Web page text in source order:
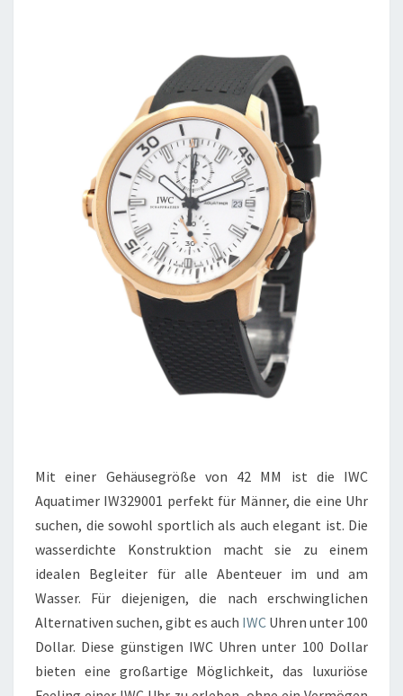
Mit einer Gehäusegröße von 42 MM ist die IWC
Aquatimer IW329001 perfekt für Männer, die eine Uhr
suchen, die sowohl sportlich als auch elegant ist. Die
wasserdichte Konstruktion macht sie zu einem
idealen Begleiter für alle Abenteuer im und am
Wasser. Für diejenigen, die nach erschwinglichen
Alternativen suchen, gibt es auch IWC Uhren unter 100
Dollar. Diese günstigen IWC Uhren unter 100 Dollar
bieten eine großartige Möglichkeit, das luxuriöse